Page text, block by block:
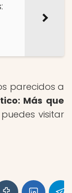
parecidos a
Más que
puedes visitar